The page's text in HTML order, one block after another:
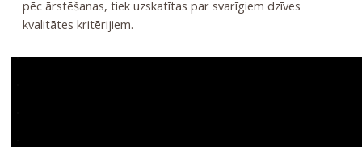
pēc ārstēšanas, tiek uzskatītas par svarīgiem dzīves
kvalitātes kritērijiem.